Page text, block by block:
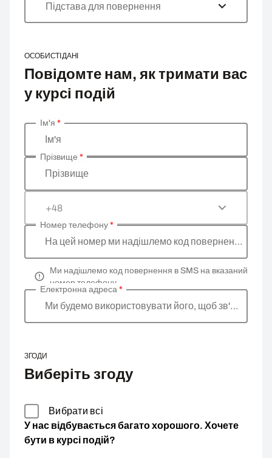
Підстава для повернення
ОСОБИСТІ ДАНІ
Повідомте нам, як тримати вас
у курсі подій
Введіть ваші особисті дані
Ім'я
Ім'я *
Прізвище
Прізвище *
+48
На цей номер ми надішлемо код повернення
Номер телефону*
Ми надішлемо код повернення в SMS на вказаний
номер телефону
Ми будемо використовувати його, щоб зв'язатися
Електронна адреса*
ЗГОДИ
Виберіть згоду
Вибрати всі
У нас відбувається багато хорошого. Хочете
бути в курсі подій?